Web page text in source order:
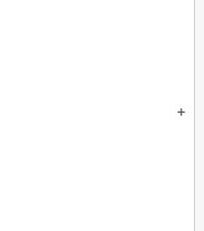
add